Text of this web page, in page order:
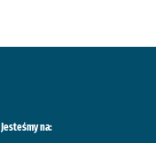
Jesteśmy na: